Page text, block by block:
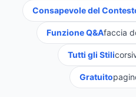
Consapevole del
Funzione Q&Afaccia
Tutti gli Stili
Gratuito